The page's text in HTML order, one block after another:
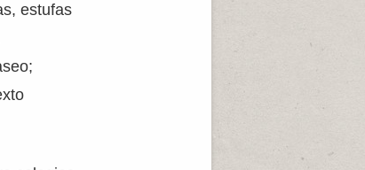
estufas